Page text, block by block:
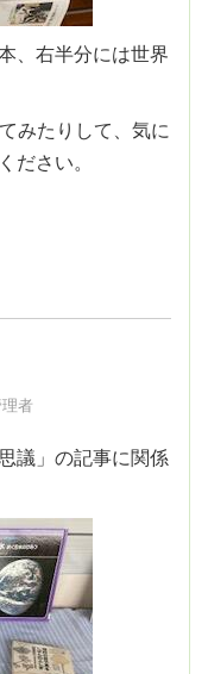
、右半分には世界
みたりして、気に
ださい。
者
議」の記事に関係